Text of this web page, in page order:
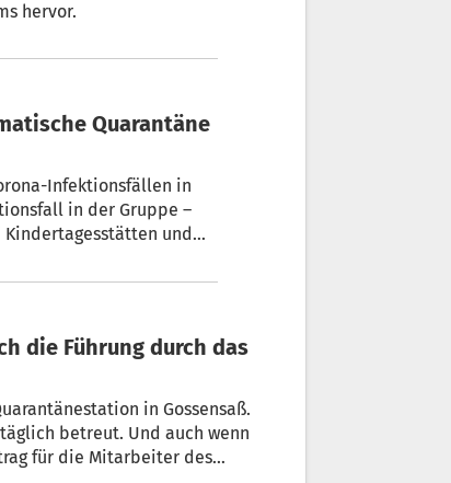
hervor.
in der Gruppe –
und
in Gossensaß.
betreut. Und auch wenn
für die Mitarbeiter des